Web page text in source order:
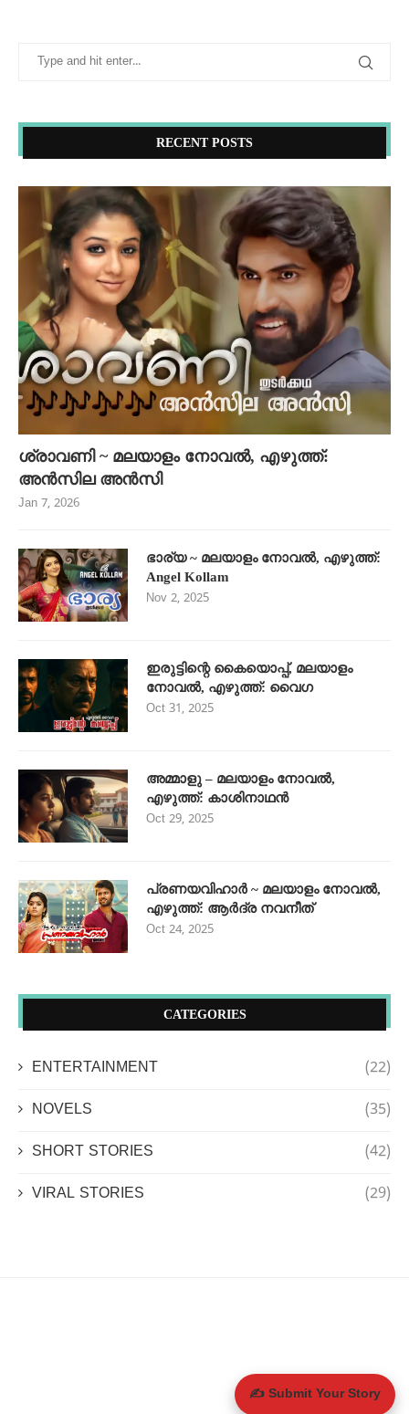
RECENT POSTS
ശ്രാവണി ~ മലയാളം നോവൽ, എഴുത്ത്:
അൻസില അൻസി
Jan 7, 2026
ഭാര്യ ~ മലയാളം നോവൽ, എഴുത്ത്:
Angel Kollam
Nov 2, 2025
ഇരുട്ടിന്റെ കൈയൊപ്പ്, മലയാളം
നോവൽ, എഴുത്ത്: വൈഗ
Oct 31, 2025
അമ്മാളു – മലയാളം നോവൽ,
എഴുത്ത്: കാശിനാഥൻ
Oct 29, 2025
പ്രണയവിഹാർ ~ മലയാളം നോവൽ,
എഴുത്ത്: ആർദ്ര നവനീത്
Oct 24, 2025
CATEGORIES
ENTERTAINMENT (22)
NOVELS (35)
SHORT STORIES (42)
VIRAL STORIES (29)
✍️ Submit Your Story